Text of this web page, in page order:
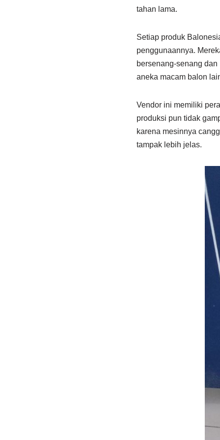
tahan lama.
Setiap produk
penggunaannya.
bersenang-senang
aneka macam balon
Vendor ini memiliki
produksi pun tidak
karena mesinnya
tampak lebih jelas.